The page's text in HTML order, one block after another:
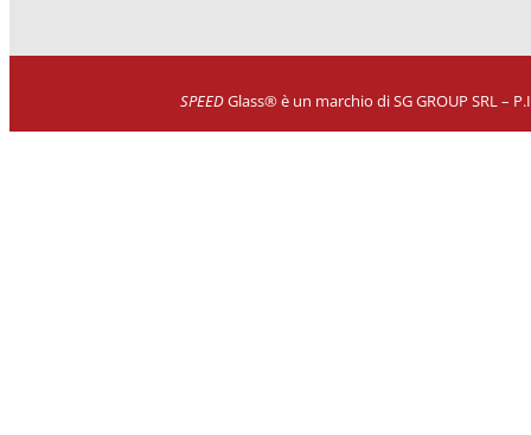
SPEEDGlass® è un marchio di SG GROUP SRL –